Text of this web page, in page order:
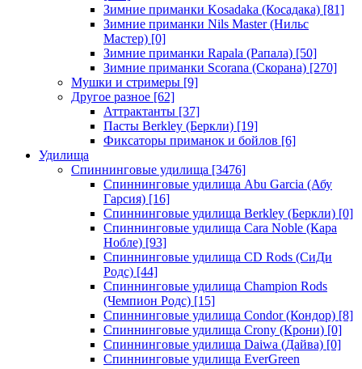
Зимние приманки Kosadaka (Косадака) [81]
Зимние приманки Nils Master (Нильс
Мастер) [0]
Зимние приманки Rapala (Рапала) [50]
Зимние приманки Scorana (Скорана) [270]
Мушки и стримеры [9]
Другое разное [62]
Аттрактанты [37]
Пасты Berkley (Беркли) [19]
Фиксаторы приманок и бойлов [6]
Удилища
Спиннинговые удилища [3476]
Спиннинговые удилища Abu Garcia (Абу
Гарсия) [16]
Спиннинговые удилища Berkley (Беркли) [0]
Спиннинговые удилища Cara Noble (Кара
Нобле) [93]
Спиннинговые удилища CD Rods (СиДи
Родс) [44]
Спиннинговые удилища Champion Rods
(Чемпион Родс) [15]
Спиннинговые удилища Condor (Кондор) [8]
Спиннинговые удилища Crony (Крони) [0]
Спиннинговые удилища Daiwa (Дайва) [0]
Спиннинговые удилища EverGreen